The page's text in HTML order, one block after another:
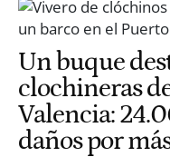
Un buque
clochineras
Valencia:
daños por